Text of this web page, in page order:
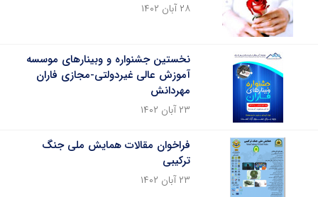
۲۸ آبان ۱۴۰۲
نخستین جشنواره و وبینارهای موسسه
آموزش عالی غیردولتی-مجازی فاران
مهردانش
۲۳ آبان ۱۴۰۲
فراخوان مقالات همایش ملی جنگ
ترکیبی
۲۳ آبان ۱۴۰۲